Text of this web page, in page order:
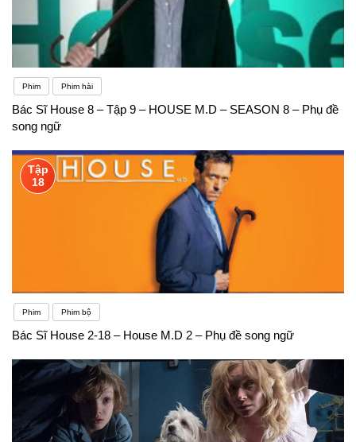
Phim Phim hài
Bác Sĩ House 8 – Tập 9 – HOUSE M.D – SEASON 8 – Phụ đề
song ngữ
Tập
18
Phim Phim bộ
Bác Sĩ House 2-18 – House M.D 2 – Phụ đề song ngữ